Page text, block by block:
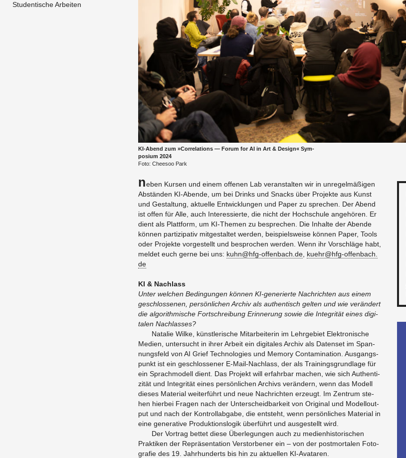
Studentische Arbeiten
KI-Abend zum »Cor­re­la­ti­ons — Forum for AI in Art & De­sign« Sym­
po­si­um 2024
Foto: Cheesoo Park
Neben Kur­sen und einem of­fe­nen Lab ver­an­stal­ten wir in un­re­gel­mä­ßi­gen
Ab­stän­den KI-Aben­de, um bei Drinks und Snacks über Pro­jek­te aus Kunst
und Ge­stal­tung, ak­tu­el­le Ent­wick­lun­gen und Paper zu spre­chen. Der Abend
ist offen für Alle, auch In­ter­es­sier­te, die nicht der Hoch­schu­le an­ge­hö­ren. Er
dient als Platt­form, um KI-The­men zu be­spre­chen. Die In­hal­te der Aben­de
kön­nen par­ti­zi­pa­tiv mit­ge­stal­tet wer­den, bei­spiels­wei­se kön­nen Paper, Tools
oder Pro­jek­te vor­ge­stellt und be­spro­chen wer­den. Wenn ihr Vor­schlä­ge habt,
mel­det euch gerne bei uns: kuhn@​hfg-​offenbach.​de kuehr@​hfg-​offenbach.​
de
KI & Nach­lass
Unter wel­chen Be­din­gun­gen kön­nen KI-ge­ne­rier­te Nach­rich­ten aus einem
ge­schlos­se­nen, per­sön­li­chen Ar­chiv als au­then­tisch gel­ten und wie ver­än­dert
die al­go­rith­mi­sche Fort­schrei­bung Er­in­ne­rung sowie die In­te­gri­tät eines di­gi­
ta­len Nach­las­ses?
Na­ta­lie Wilke, künst­le­ri­sche Mit­ar­bei­te­rin im Lehr­ge­biet Elek­tro­ni­sche
Me­di­en, un­ter­sucht in ihrer Ar­beit ein di­gi­ta­les Ar­chiv als Da­ten­set im Span­
nungs­feld von AI Grief Tech­no­lo­gies und Me­mo­ry Con­ta­mi­na­ti­on. Aus­gangs­
punkt ist ein ge­schlos­se­ner E-Mail-Nach­lass, der als Trai­nings­grund­la­ge für
ein Sprach­mo­dell dient. Das Pro­jekt will er­fahr­bar ma­chen, wie sich Au­then­ti­
zi­tät und In­te­gri­tät eines per­sön­li­chen Ar­chivs ver­än­dern, wenn das Mo­dell
die­ses Ma­te­ri­al wei­ter­führt und neue Nach­rich­ten er­zeugt. Im Zen­trum ste­
hen hier­bei Fra­gen nach der Un­ter­scheid­bar­keit von Ori­gi­nal und Mo­dell­out­
put und nach der Kon­troll­ab­ga­be, die ent­steht, wenn per­sön­li­ches Ma­te­ri­al in
eine ge­ne­ra­ti­ve Pro­duk­ti­ons­lo­gik über­führt und aus­ge­stellt wird.
Der Vor­trag bet­tet diese Über­le­gun­gen auch zu me­di­en­his­to­ri­schen
Prak­ti­ken der Re­prä­sen­ta­ti­on Ver­stor­be­ner ein – von der post­mor­ta­len Fo­to­
gra­fie des 19. Jahr­hun­derts bis hin zu ak­tu­el­len KI-Ava­taren.